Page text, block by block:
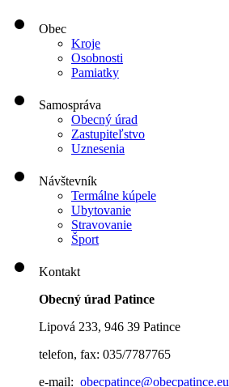
Obec
Kroje
Osobnosti
Pamiatky
Samospráva
Obecný úrad
Zastupiteľstvo
Uznesenia
Návštevník
Termálne kúpele
Ubytovanie
Stravovanie
Šport
Kontakt
Obecný úrad Patince
Lipová 233, 946 39 Patince
telefon, fax: 035/7787765
e-mail: obecpatince@obecpatince.eu